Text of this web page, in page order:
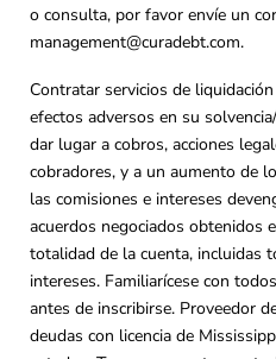
o consulta, por favor envíe un
management@curadebt.com.
Contratar servicios de
efectos adversos en su
dar lugar a cobros, acciones
cobradores, y a un aumento de
las comisiones e intereses
acuerdos negociados obtenidos
totalidad de la cuenta, incluidas
intereses. Familiarícese con
antes de inscribirse. Proveedor
deudas con licencia de